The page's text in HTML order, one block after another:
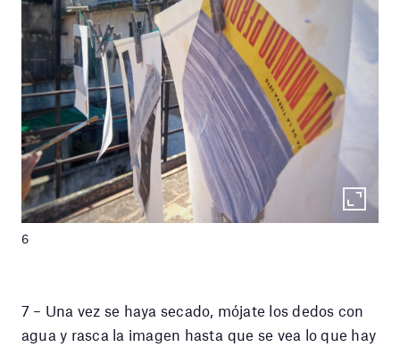
6
7 – Una vez se haya secado, mójate los dedos con
agua y rasca la imagen hasta que se vea lo que hay